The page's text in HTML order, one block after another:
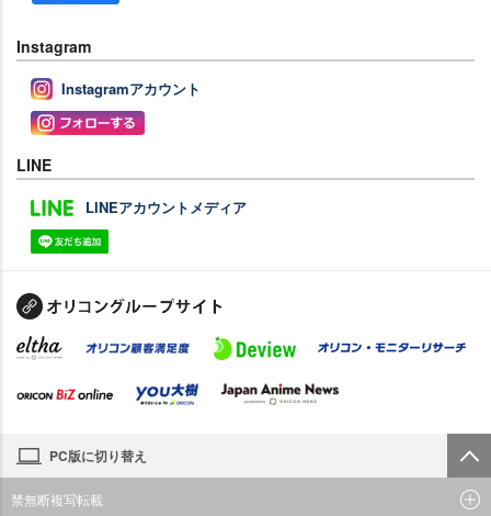
Instagram
Instagramアカウント
LINE
LINEアカウントメディア
PC版に切り替え
禁無断複写転載